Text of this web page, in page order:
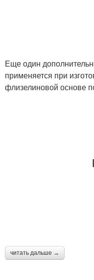
Еще один
применяется при
флизелиновой основе
читать дальше →